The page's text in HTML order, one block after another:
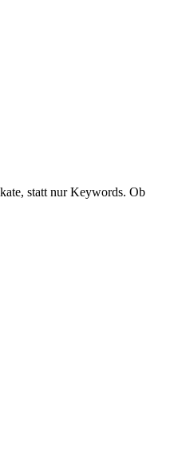
statt nur Keywords. Ob